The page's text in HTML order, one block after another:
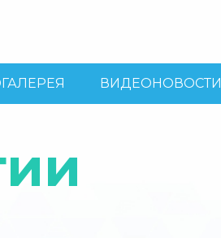
ВИДЕОНОВОСТИ